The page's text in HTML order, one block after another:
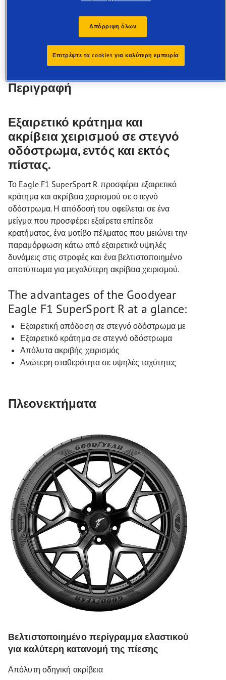
Εξαιρετικό κράτημα σε στεγνό οδόστρωμα
Απόλυτα ακριβής χειρισμός
Ανώτερη σταθερότητα σε υψηλές ταχύτητες
Περιγραφή
Εξαιρετικό κράτημα και
ακρίβεια χειρισμού σε στεγνό
οδόστρωμα, εντός και εκτός
πίστας.
Το Eagle F1 SuperSport R προσφέρει εξαιρετικό
κράτημα και ακρίβεια χειρισμού σε στεγνό
οδόστρωμα. Η απόδοσή του οφείλεται σε ένα
μείγμα που προσφέρει εξαίρετα επίπεδα
κρατήματος, ένα μοτίβο πέλματος που μειώνει την
παραμόρφωση κάτω από εξαιρετικά υψηλές
δυνάμεις στις στροφές και ένα βελτιστοποιημένο
αποτύπωμα για μεγαλύτερη ακρίβεια χειρισμού.
The advantages of the Goodyear
Eagle F1 SuperSport R at a glance:
Εξαιρετική απόδοση σε στεγνό οδόστρωμα με
Εξαιρετικό κράτημα σε στεγνό οδόστρωμα
Απόλυτα ακριβής χειρισμός
Ανώτερη σταθερότητα σε υψηλές ταχύτητες
Πλεονεκτήματα
Βελτιστοποιημένο περίγραμμα ελαστικού
για καλύτερη κατανομή της πίεσης
Απόλυτη οδηγική ακρίβεια
Απόρριψη όλων
Επιτρέψτε τα cookies για καλύτερη εμπειρία